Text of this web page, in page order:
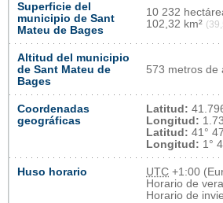
Superficie del
municipio de Sant
Mateu de Bages
10 232
102,32 km²
Altitud del municipio
de Sant Mateu de
Bages
573 metros de
Coordenadas
geográficas
Latitud:
Longitud:
Latitud: 41°
Longitud: 1°
Huso horario UTC +1:00
Horario de
Horario de